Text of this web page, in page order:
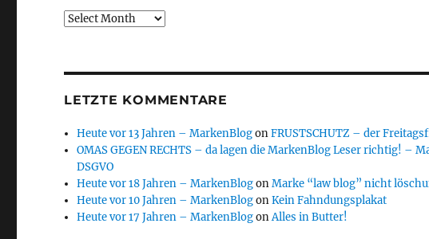
Archive
LETZTE KOMMENTARE
Heute vor 13 Jahren – MarkenBlogonFRUSTSCHUTZ – der
OMAS GEGEN RECHTS – da lagen die MarkenBlog Leser richtig! –
DSGVO
Heute vor 18 Jahren – MarkenBlogonMarke “law blog” nicht
Heute vor 10 Jahren – MarkenBlogonKein Fahndungsplakat
Heute vor 17 Jahren – MarkenBlogonAlles in Butter!